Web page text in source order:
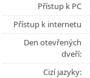
Přístup k PC
Přístup k internetu
Den otevřených
dveří:
Cizí jazyky: